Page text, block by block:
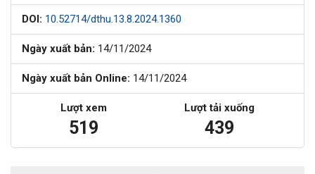
viết
DOI: 10.52714/dthu.13.8.2024.1360
Ngày xuất bản: 14/11/2024
Ngày xuất bản Online: 14/11/2024
Lượt xem
519
Lượt tải xuống
439